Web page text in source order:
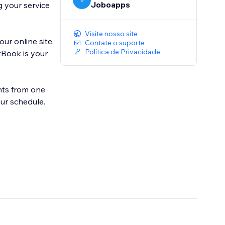
your service
online site.
is your
from one
schedule.
Joboapps
Visite nosso site
Contate o suporte
Política de Privacidade